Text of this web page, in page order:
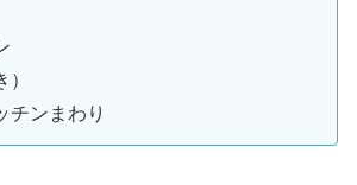
チンまわり